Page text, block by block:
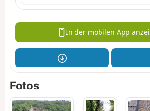
In der mobilen App
Fotos